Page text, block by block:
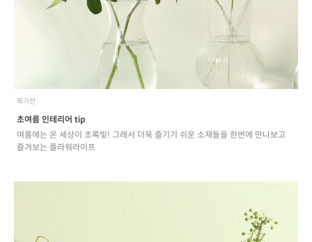
특가전
초여름 인테리어 tip
여름에는 온 세상이 초록빛! 그래서 더욱 즐기기 쉬운 소재들을 한번에 만나보고
즐겨보는 플라워라이프